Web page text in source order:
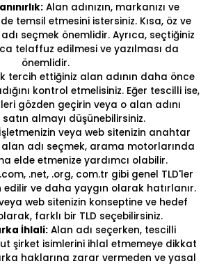
Alan adınızın, markanızı ve
temsil etmesini istersiniz. Kısa, öz ve
seçmek önemlidir. Ayrıca, seçtiğiniz
telaffuz edilmesi ve yazılması da
önemlidir.
tercih ettiğiniz alan adının daha önce
kontrol etmelisiniz. Eğer tescilli ise,
gözden geçirin veya o alan adını
almayı düşünebilirsiniz.
veya web sitenizin anahtar
adı seçmek, arama motorlarında
elde etmenize yardımcı olabilir.
.net, .org, com.tr gibi genel TLD'ler
ve daha yaygın olarak hatırlanır.
web sitenizin konseptine ve hedef
farklı bir TLD seçebilirsiniz.
İhlali:Alan adı seçerken, tescilli
şirket isimlerini ihlal etmemeye dikkat
haklarına zarar vermeden ve yasal